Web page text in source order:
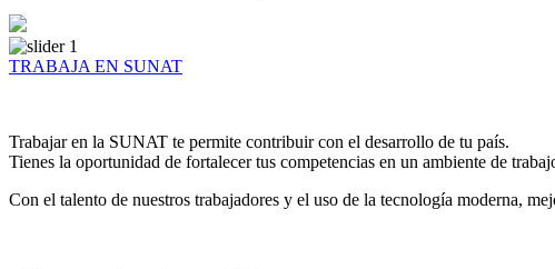
TRABAJA EN SUNAT
Trabajar en la SUNAT te permite contribuir con el desarrollo de tu país.
Tienes la oportunidad de fortalecer tus competencias en un ambiente de
Con el talento de nuestros trabajadores y el uso de la tecnología moderna,